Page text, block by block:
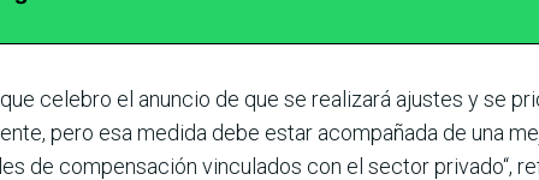
celebro el anun­cio de que se realizará ajustes y se
pero esa medida debe estar acom­pañada de una
de compensa­ción vinculados con el sec­tor privado“,